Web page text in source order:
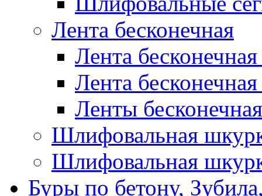
Лента бесконечная
Лента
Лента
Ленты
Шлифовальная
Шлифовальная
Буры по бетону,